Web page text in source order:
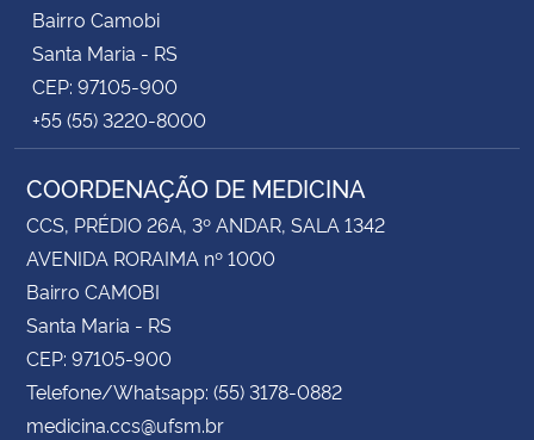
Secretaria de Governo
Gabinete de Segurança Institucional
Advocacia-Geral da União
Banco Central do Brasil
Bairro Camobi
Santa Maria - RS
CEP: 97105-900
+55 (55) 3220-8000
COORDENAÇÃO DE MEDICINA
CCS, PRÉDIO 26A, 3º ANDAR, SALA 1342
AVENIDA RORAIMA nº 1000
Bairro CAMOBI
Santa Maria - RS
CEP: 97105-900
Telefone/Whatsapp: (55) 3178-0882
medicina.ccs@ufsm.br